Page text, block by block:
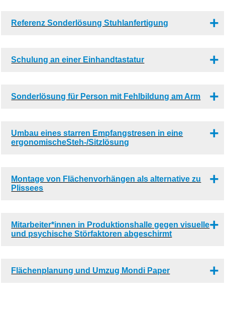
Referenz Sonderlösung Stuhlanfertigung
Schulung an einer Einhandtastatur
Sonderlösung für Person mit Fehlbildung am Arm
Umbau eines starren Empfangstresen in eine
ergonomischeSteh-/Sitzlösung
Montage von Flächenvorhängen als alternative zu
Plissees
Mitarbeiter*innen in Produktionshalle gegen visuelle
und psychische Störfaktoren abgeschirmt
Flächenplanung und Umzug Mondi Paper